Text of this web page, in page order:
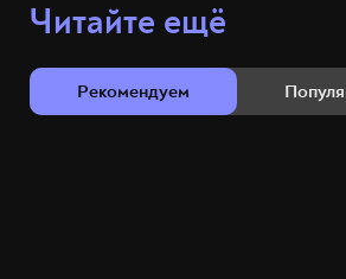
Читайте ещё
Рекомендуем